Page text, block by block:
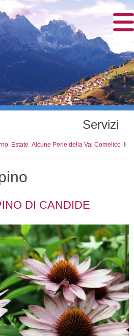
Servizi
Estate Alcune Perle della Val Comelico
DI CANDIDE